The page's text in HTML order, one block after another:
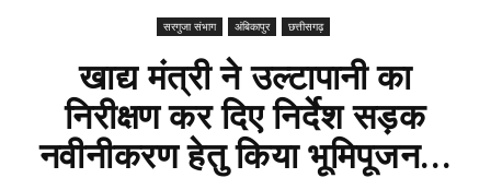
सरगुजा संभाग अंबिकापुर छत्तीसगढ़
खाद्य मंत्री ने उल्टापानी का
निरीक्षण कर दिए निर्देश सड़क
नवीनीकरण हेतु किया भूमिपूजन...